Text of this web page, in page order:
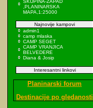
SKUPINA-ZAPAD
,PLANINARSKA
MAPA,1:25000
Najnovije kampovi
admin1
camp mlaska
CAMP SEGET
CAMP VRANJICA
BELVEDERE
Diana & Josip
Interesantni linkovi
Planinarski forum
Destinacije po gledanosti